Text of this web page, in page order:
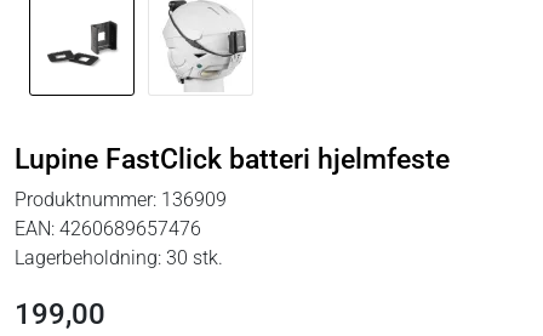
Lupine FastClick batteri hjelmfeste
Produktnummer: 136909
EAN: 4260689657476
Lagerbeholdning: 30 stk.
199,00